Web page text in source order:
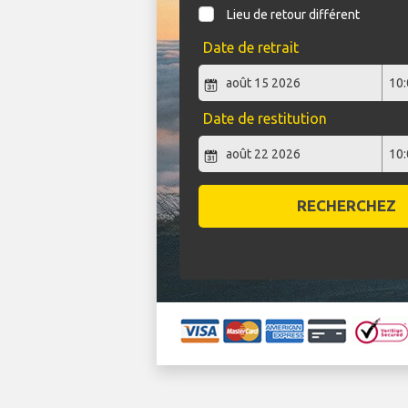
Lieu de retour différent
Date de retrait
Date de restitution
RECHERCHEZ